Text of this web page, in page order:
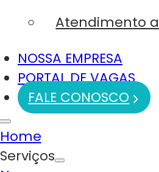
Atendimento
NOSSA EMPRESA
PORTAL DE VAGAS
FALE CONOSCO
Home
Serviços